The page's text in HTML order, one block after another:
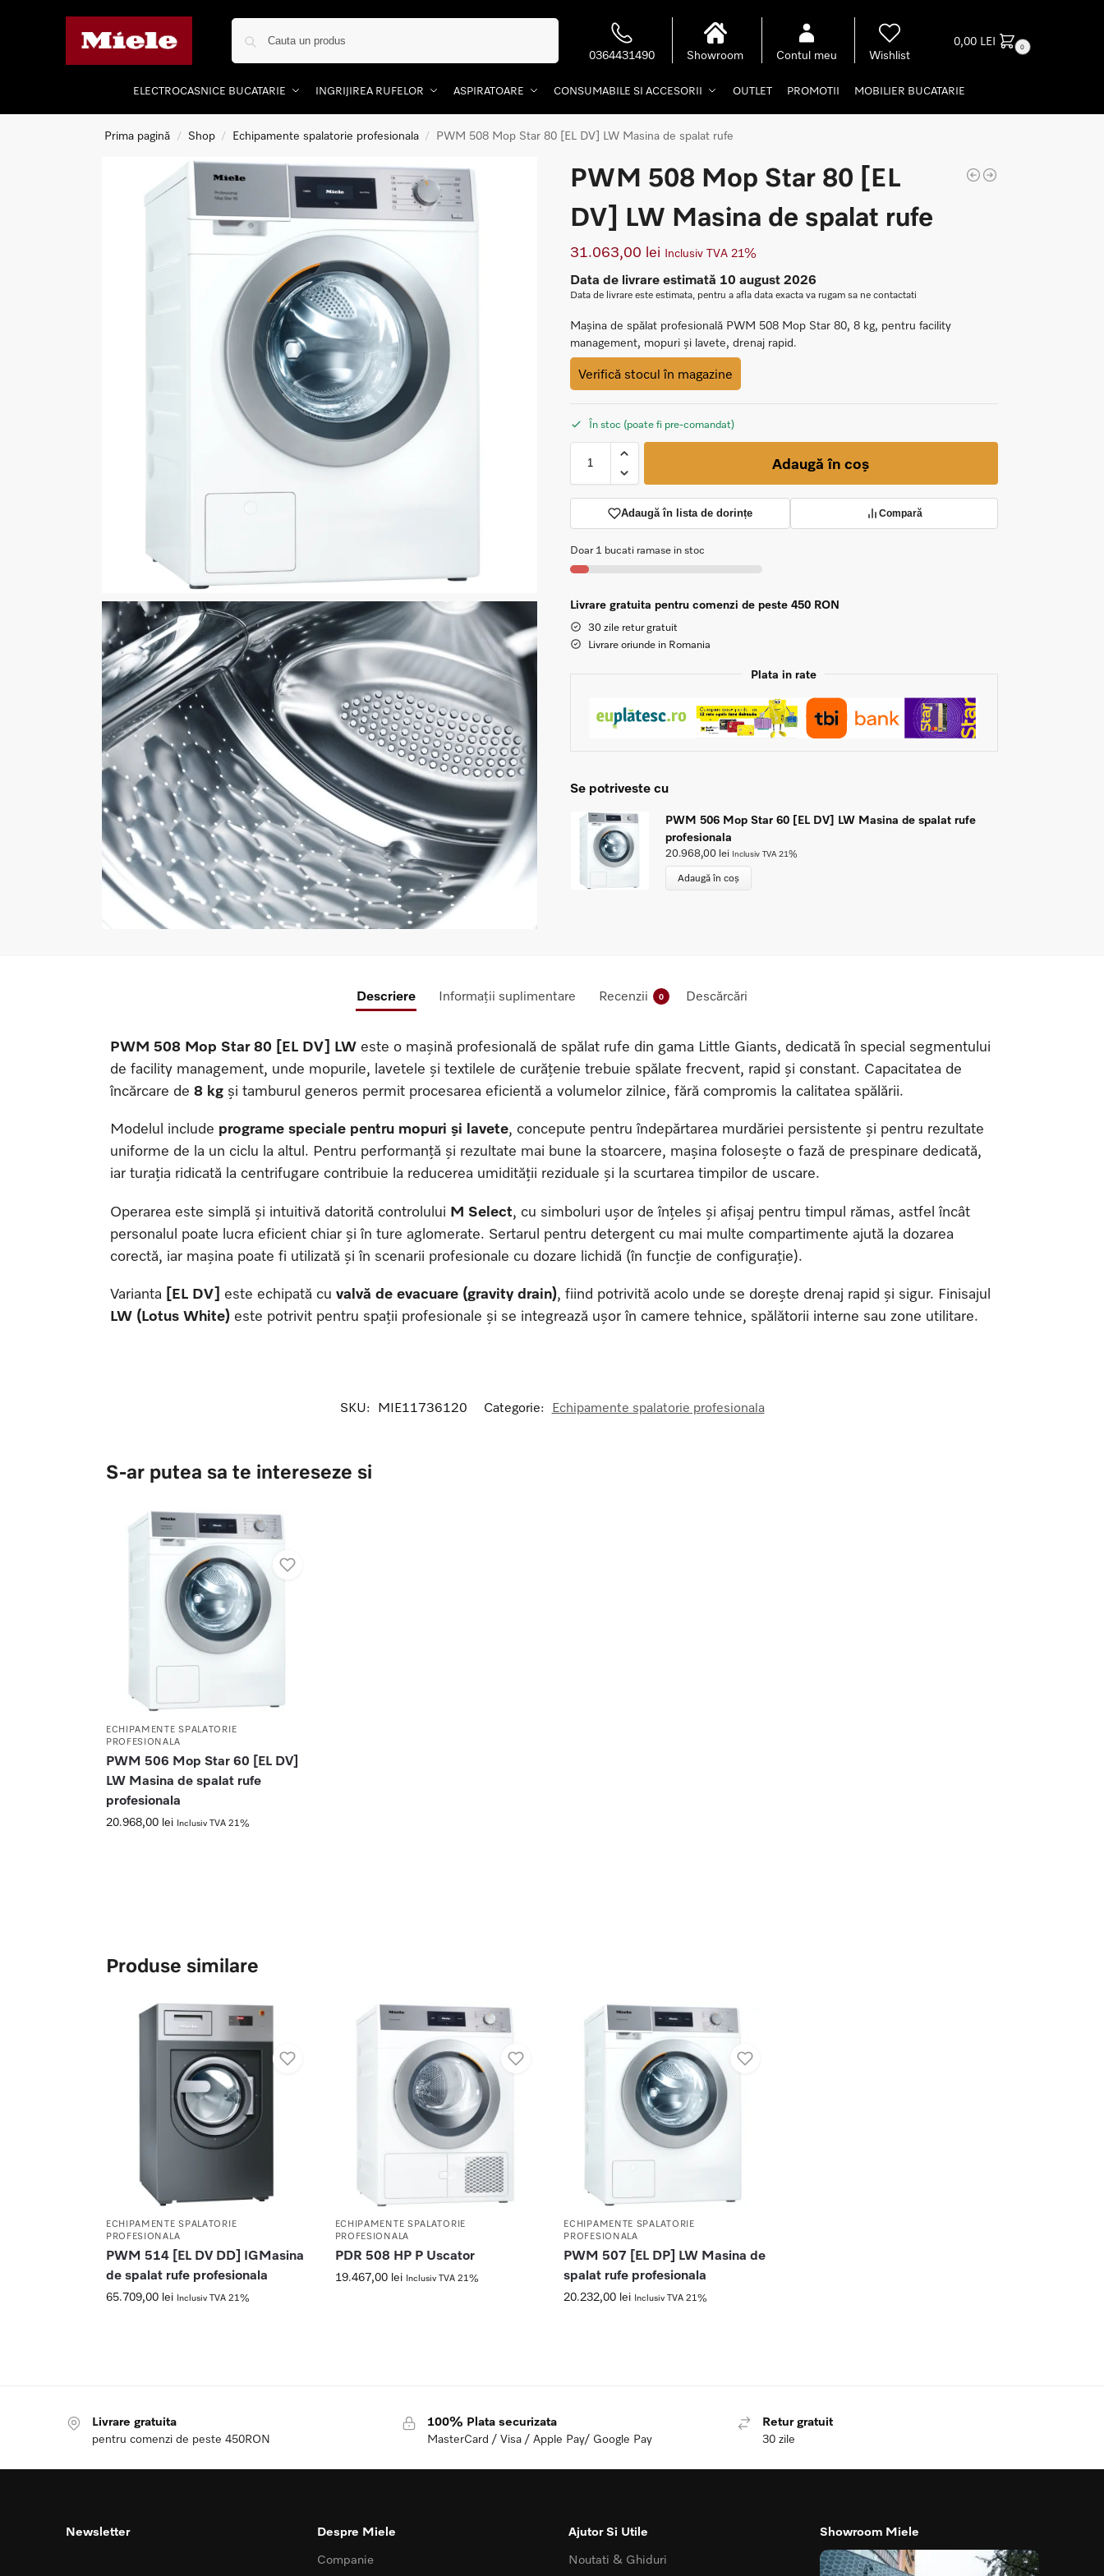
0364431490 Showroom Contul meu Wishlist
0,00 LEI 0
ELECTROCASNICE BUCATARIE INGRIJIREA RUFELOR ASPIRATOARE CONSUMABILE SI ACCESORII OUTLET PROMOTII MOBILIER BUCATARIE
Prima pagină / Shop / Echipamente spalatorie profesionala / PWM 508 Mop Star 80 [EL DV] LW Masina de spalat rufe
PWM 508 Mop Star 80 [EL
DV] LW Masina de spalat rufe
31.063,00 lei Inclusiv TVA 21%
Data de livrare estimată 10 august 2026
Data de livrare este estimata, pentru a afla data exacta va rugam sa ne contactati
Mașina de spălat profesională PWM 508 Mop Star 80, 8 kg, pentru facility
management, mopuri și lavete, drenaj rapid.
Verifică stocul în magazine
În stoc (poate fi pre-comandat)
Adaugă în coș
Adaugă în lista de dorințe Compară
Doar 1 bucati ramase in stoc
Livrare gratuita pentru comenzi de peste 450 RON
30 zile retur gratuit
Livrare oriunde in Romania
Plata in rate
Se potriveste cu
PWM 506 Mop Star 60 [EL DV] LW Masina de spalat rufe
profesionala
20.968,00 lei Inclusiv TVA 21%
Adaugă în coș
Descriere Informații suplimentare Recenzii 0 Descărcări
PWM 508 Mop Star 80 [EL DV] LW este o mașină profesională de spălat rufe din gama Little Giants, dedicată în special segmentului
de facility management, unde mopurile, lavetele și textilele de curățenie trebuie spălate frecvent, rapid și constant. Capacitatea de
încărcare de8 kg și tamburul generos permit procesarea eficientă a volumelor zilnice, fără compromis la calitatea spălării.
Modelul include programe speciale pentru mopuri și lavete, concepute pentru îndepărtarea murdăriei persistente și pentru rezultate
uniforme de la un ciclu la altul. Pentru performanță și rezultate mai bune la stoarcere, mașina folosește o fază de prespinare dedicată,
iar turația ridicată la centrifugare contribuie la reducerea umidității reziduale și la scurtarea timpilor de uscare.
Operarea este simplă și intuitivă datorită controlului M Select, cu simboluri ușor de înțeles și afișaj pentru timpul rămas, astfel încât
personalul poate lucra eficient chiar și în ture aglomerate. Sertarul pentru detergent cu mai multe compartimente ajută la dozarea
corectă, iar mașina poate fi utilizată și în scenarii profesionale cu dozare lichidă (în funcție de configurație).
Varianta [EL DV] este echipată cuvalvă de evacuare (gravity drain), fiind potrivită acolo unde se dorește drenaj rapid și sigur. Finisajul
LW (Lotus White) este potrivit pentru spații profesionale și se integrează ușor în camere tehnice, spălătorii interne sau zone utilitare.
SKU: MIE11736120 Categorie: Echipamente spalatorie profesionala
S-ar putea sa te intereseze si
ECHIPAMENTE SPALATORIE
PROFESIONALA
PWM 506 Mop Star 60 [EL DV]
LW Masina de spalat rufe
profesionala
20.968,00 lei Inclusiv TVA 21%
Produse similare
ECHIPAMENTE SPALATORIE
PROFESIONALA
PWM 514 [EL DV DD] IGMasina
de spalat rufe profesionala
65.709,00 lei Inclusiv TVA 21%
ECHIPAMENTE SPALATORIE
PROFESIONALA
PDR 508 HP P Uscator
19.467,00 lei Inclusiv TVA 21%
ECHIPAMENTE SPALATORIE
PROFESIONALA
PWM 507 [EL DP] LW Masina de
spalat rufe profesionala
20.232,00 lei Inclusiv TVA 21%
Livrare gratuita
pentru comenzi de peste 450RON
100% Plata securizata
MasterCard / Visa / Apple Pay/ Google Pay
Retur gratuit
30 zile
Newsletter
Despre Miele
Companie
Ajutor Si Utile
Noutati & Ghiduri
Showroom Miele